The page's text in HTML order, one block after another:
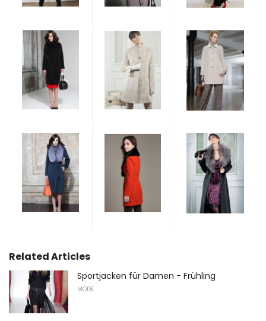
Related Articles
Sportjacken für Damen - Frühling
MODE